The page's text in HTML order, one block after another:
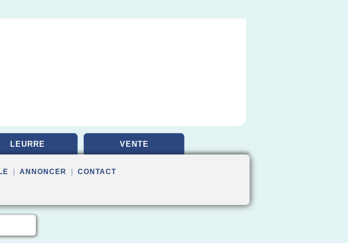
LEURRE VENTE
ANNONCER CONTACT